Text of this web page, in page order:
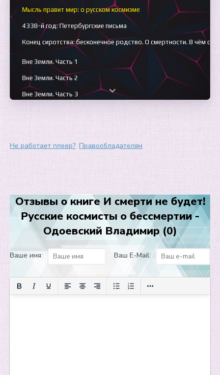
Мысль правит мир: о русском космизме
4338-й год: Петербургские письма
Конец сиротства: бесконечное родство. О смертности. В чём
Вне Земли. Часть 1
Вне Земли. Часть 2
Вне Земли. Часть 3
Горянский (Из романа-утопии «Аргонавты Вселенной»)
Не работает плеер? Правообладателям
Отзывы о книге И смерти не будет!
Русские космисты о бессмертии -
Одоевский Владимир (0)
Ваше имя: Ваш E-Mail: